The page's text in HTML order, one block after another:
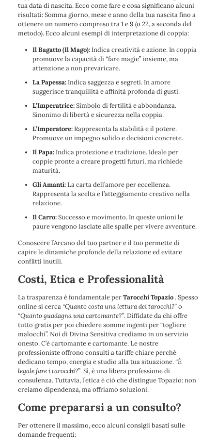
tua data di nascita. Ecco come fare e cosa significano alcuni
risultati: Somma giorno, mese e anno della tua nascita fino a
ottenere un numero compreso tra 1 e 9 (o 22, a seconda del
metodo). Ecco alcuni esempi di interpretazione di coppia:
Il Bagatto (Il Mago):Indica creatività e azione. In coppia
promuove la capacità di “fare magie” insieme, ma
attenzione a non prevaricare.
La Papessa:Indica saggezza e segreti. In amore
suggerisce tranquillità e affinità profonda di gusti.
L’Imperatrice:Simbolo di fertilità e abbondanza.
Sinonimo di libertà e sicurezza nella coppia.
L’Imperatore:Rappresenta la stabilità e il potere.
Promuove un impegno solido e decisioni concrete.
Il Papa:Indica protezione e tradizione. Ideale per
coppie pronte a creare progetti futuri, ma richiede
maturità.
Gli Amanti:La carta dell’amore per eccellenza.
Rappresenta la scelta e l’atteggiamento creativo nella
relazione.
Il Carro:Successo e movimento. In queste unioni le
paure vengono lasciate alle spalle per vivere avventure.
Conoscere l’Arcano del tuo partner e il tuo permette di
capire le dinamiche profonde della relazione ed evitare
conflitti inutili.
Costi, Etica e Professionalità
La trasparenza è fondamentale perTarocchiTopazio . Spesso
online si cerca “Quanto costa una lettura dei tarocchi?”o
“Quanto guadagna una cartomante?”. Diffidate da chi offre
tutto gratis per poi chiedere somme ingenti per “togliere
malocchi”. Noi di Divina Sensitiva crediamo in un servizio
onesto. C’è cartomante e cartomante. Le nostre
professioniste offrono consulti a tariffe chiare perché
dedicano tempo, energia e studio alla tua situazione. “È
legale fare i tarocchi?”. Sì, è una libera professione di
consulenza. Tuttavia, l’etica è ciò che distingue Topazio: non
creiamo dipendenza, ma offriamo soluzioni.
Come prepararsi a un consulto?
Per ottenere il massimo, ecco alcuni consigli basati sulle
domande frequenti: